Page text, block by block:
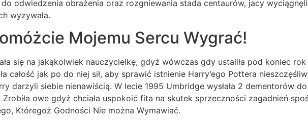
odwiedzenia obrażenia oraz rozgniewania stada centaurów, jacy
wyzywała.
Mojemu Sercu Wygrać!
się na jakąkolwiek nauczycielkę, gdyż wówczas gdy ustaliła pod koniec
całość jak po do niej sił, aby sprawić istnienie Harry’ego Pottera
darzyli siebie nienawiścią. W lecie 1995 Umbridge wysłała 2 dementorów
Zrobiła owe gdyż chciała uspokoić fita na skutek sprzeczności zagadnień
Któregoż Godności Nie można Wymawiać.